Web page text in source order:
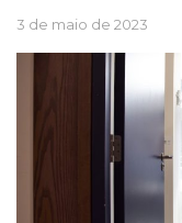
3 de maio de 2023